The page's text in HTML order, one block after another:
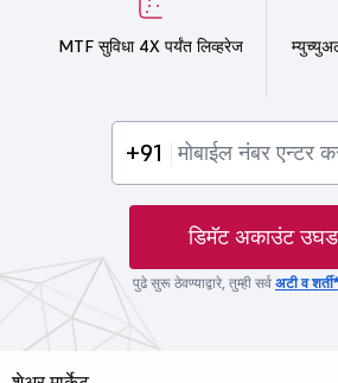
MTF सुविधा 4X पर्यंत लिव्हरेज
+91
डिमॅट अकाउंट
पुढे सुरू ठेवण्याद्वारे, तुम्ही सर्व अटी व शर्ती*